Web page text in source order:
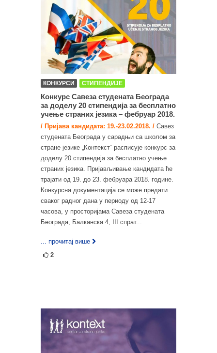
КОНКУРСИ СТИПЕНДИЈЕ
Конкурс Савеза студената Београда
за доделу 20 стипендија за бесплатнo
учење страних језика – фебруар 2018.
/ Пријава кандидата: 19.-23.02.2018. / Савез
студената Београда у сарадњи са школом за
стране језике „Контекст“ расписује конкурс за
доделу 20 стипендија за бесплатнo учење
страних језика. Пријављивање кандидата ће
трајати од 19. до 23. фебруара 2018. године.
Конкурсна документација се може предати
сваког радног дана у периоду од 12-17
часова, у просторијама Савеза студената
Београда, Балканска 4, III спрат...
... прочитај више
2